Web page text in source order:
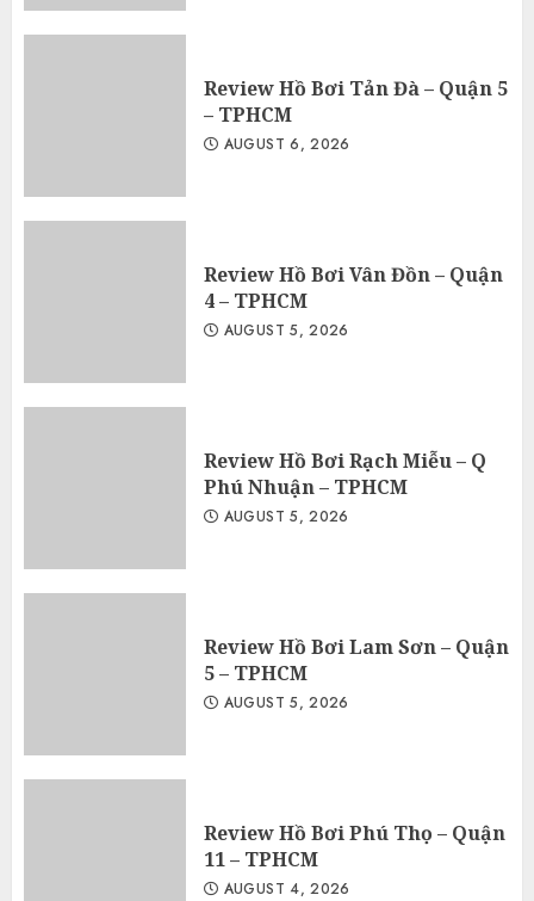
Review Hồ Bơi Tản Đà – Quận 5
– TPHCM
AUGUST 6, 2026
Review Hồ Bơi Vân Đồn – Quận
4 – TPHCM
AUGUST 5, 2026
Review Hồ Bơi Rạch Miễu – Q
Phú Nhuận – TPHCM
AUGUST 5, 2026
Review Hồ Bơi Lam Sơn – Quận
5 – TPHCM
AUGUST 5, 2026
Review Hồ Bơi Phú Thọ – Quận
11 – TPHCM
AUGUST 4, 2026